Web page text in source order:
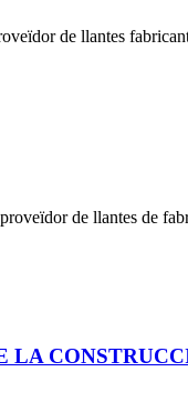
de llantes
de llantes de
LA